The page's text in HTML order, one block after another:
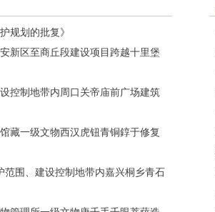
规划的批复》
新区至商丘段建设项目跨越十里堡
控制地带内周口关帝庙前广场建筑
藏一级文物西汉虎钮青铜錞于修复
范围、建设控制地带内嘉兴桐乡青石